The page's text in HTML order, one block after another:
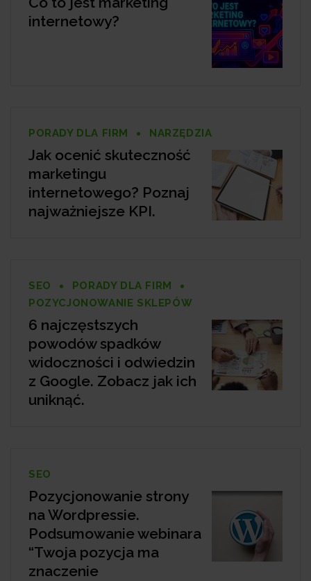
internetowy?
PORADY DLA FIRM NARZĘDZIA
Jak ocenić skuteczność
marketingu
internetowego? Poznaj
najważniejsze KPI.
SEO
PORADY DLA FIRM
POZYCJONOWANIE SKLEPÓW
6 najczęstszych
powodów spadków
widoczności i odwiedzin
z Google. Zobacz jak ich
uniknąć.
SEO
Pozycjonowanie strony
na Wordpressie.
Podsumowanie webinara
“Twoja pozycja ma
znaczenie